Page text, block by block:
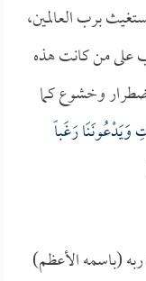
برب العالمين،
على من كانت هذه
وخشوع كما
وَيَدْعُونَنَا رَغَباً
ربه (باسمه الأعظم)